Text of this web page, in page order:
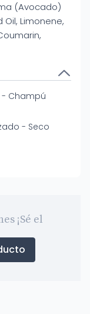
(Avocado)
Oil, Limonene,
Champú
- Seco
¡Sé el